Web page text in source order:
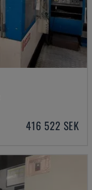
416 522 SEK